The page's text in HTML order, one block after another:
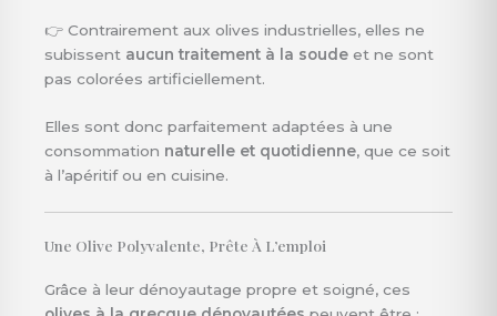
👉 Contrairement aux olives industrielles, elles ne
subissent aucun traitement à la soude et ne sont
pas colorées artificiellement.
Elles sont donc parfaitement adaptées à une
consommation naturelle et quotidienne, que ce soit
à l’apéritif ou en cuisine.
Une Olive Polyvalente, Prête À L’emploi
Grâce à leur dénoyautage propre et soigné, ces